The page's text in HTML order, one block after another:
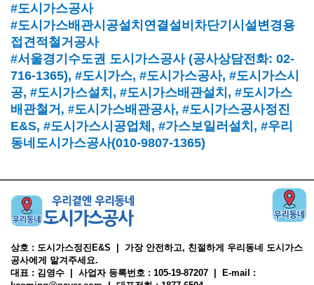
#도시가스공사
#도시가스배관시공설치연결설비차단기시설변경용
접견적철거공사
#서울경기수도권 도시가스공사 (공사상담전화: 02-
716-1365), #도시가스, #도시가스공사, #도시가스시
공, #도시가스설치 , #도시가스배관설치 , #도시가스
배관철거, #도시가스배관공사, #도시가스공사정진
E&S, #도시가스시공업체 , #가스보일러설치 , #우리
동네도시가스공사(010-9807-1365)
상호 : 도시가스정진E&S | 가장 안전하고, 친절하게 우리동네 도시가스
공사에게 맡겨주세요.
대표 : 김영수 | 사업자 등록번호 : 105-19-87207 | E-mail :